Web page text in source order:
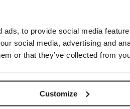
to provide social media
social media, advertising and
or that they’ve collected from
Customize
INTERNER SERVERFEHLER
ZURÜCK ZUR STARTSEITE